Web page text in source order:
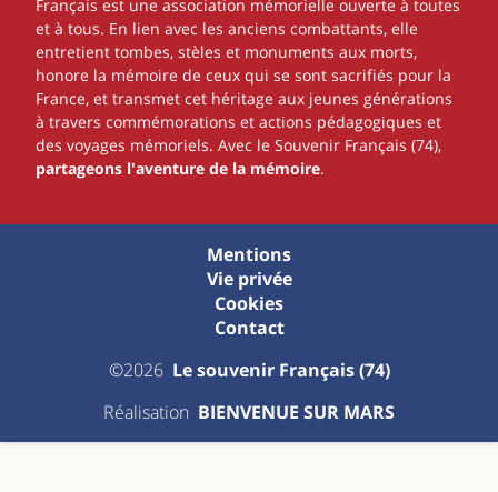
Français est une association mémorielle ouverte à toutes
et à tous. En lien avec les anciens combattants, elle
entretient tombes, stèles et monuments aux morts,
honore la mémoire de ceux qui se sont sacrifiés pour la
France, et transmet cet héritage aux jeunes générations
à travers commémorations et actions pédagogiques et
des voyages mémoriels. Avec le Souvenir Français (74),
partageons l'aventure de la mémoire.
©2026 Le souvenir Français (74)
Mentions
Vie privée
Cookies
Contact
Réalisation BIENVENUE SUR MARS